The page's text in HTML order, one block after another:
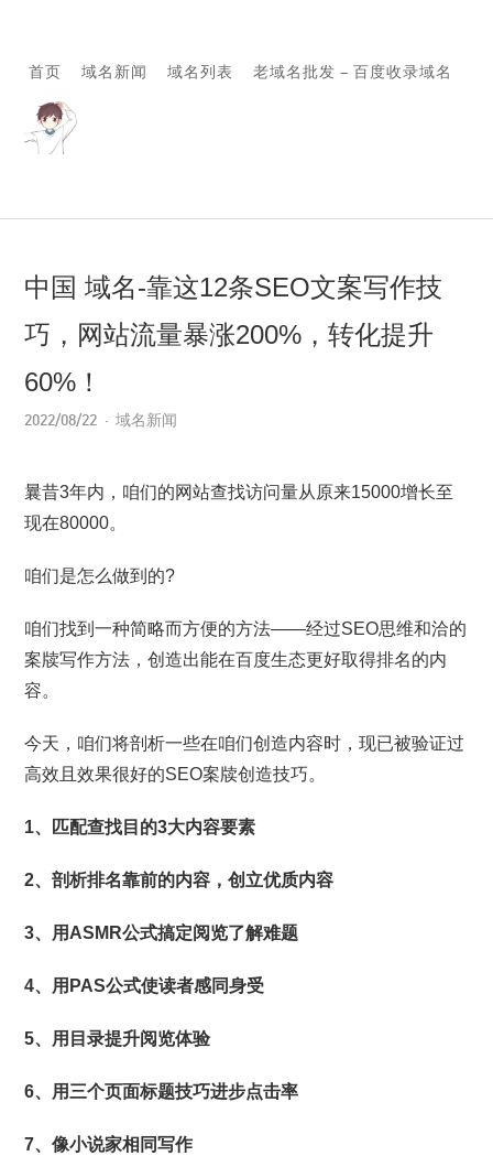
首页 域名新闻 域名列表 老域名批发 – 百度收录域名
中国 域名-靠这12条SEO文案写作技
巧，网站流量暴涨200%，转化提升
60%！
2022/08/22 域名新闻
曩昔3年内，咱们的网站查找访问量从原来15000增长至
现在80000。
咱们是怎么做到的?
咱们找到一种简略而方便的方法——经过SEO思维和洽的
案牍写作方法，创造出能在百度生态更好取得排名的内
容。
今天，咱们将剖析一些在咱们创造内容时，现已被验证过
高效且效果很好的SEO案牍创造技巧。
1、匹配查找目的3大内容要素
2、剖析排名靠前的内容，创立优质内容
3、用ASMR公式搞定阅览了解难题
4、用PAS公式使读者感同身受
5、用目录提升阅览体验
6、用三个页面标题技巧进步点击率
7、像小说家相同写作